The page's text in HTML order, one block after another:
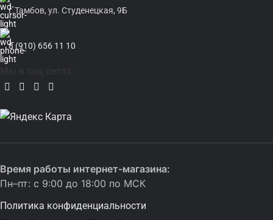
г.Тамбов, ул. Студенецкая, 9Б
8 (910) 656 11 10
Время работы интернет-магазина:
Пн–пт: с 9:00 до 18:00 по МСК
Политика конфиденциальности